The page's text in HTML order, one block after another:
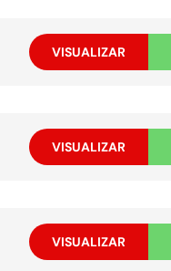
VISUALIZAR
VISUALIZAR
VISUALIZAR